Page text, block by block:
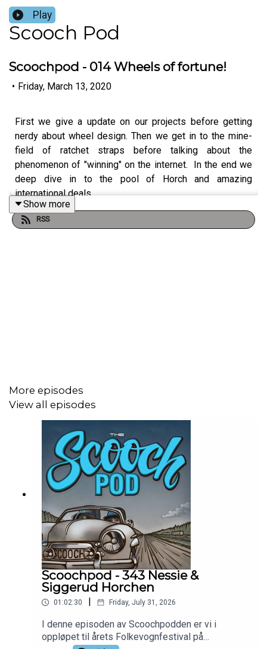
Play
Scooch Pod
Scoochpod - 014 Wheels of fortune!
• Friday, March 13, 2020
First we give a update on our projects before getting
nerdy about wheel design. Then we get in to the mine-
field of ratchet straps before talking about the
phenomenon of "winning" on the internet. In the end we
deep dive in to the pool of Horch and amazing
international deals.
Show more
RSS
More episodes
View all episodes
Scoochpod - 343 Nessie &
Siggerud Horchen
01:02:30 Friday, July 31, 2026
I denne episoden av Scoochpodden er vi i
oppløpet til årets Folkevognfestival på